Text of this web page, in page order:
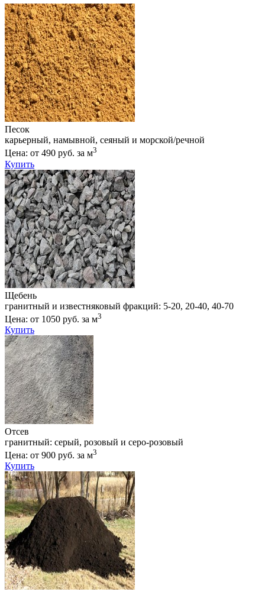
Песок
карьерный, намывной, сеяный и морской/речной
Цена: от 490 руб. за м3
Купить
Щебень
гранитный и известняковый фракций: 5-20, 20-40, 40-70
Цена: от 1050 руб. за м3
Купить
Отсев
гранитный: серый, розовый и серо-розовый
Цена: от 900 руб. за м3
Купить